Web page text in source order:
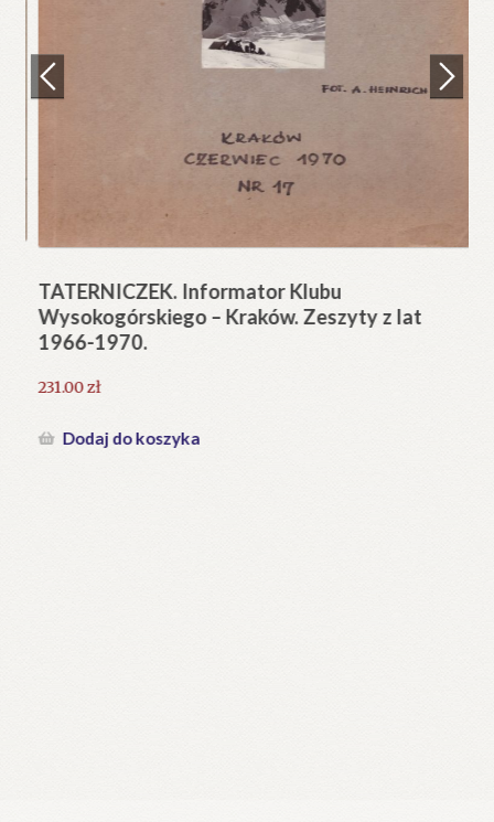
Zamówienie
TATERNICZEK. Informator Klubu
Wysokogórskiego – Kraków. Zeszyty z lat
1966-1970.
231.00zł
Dodaj do koszyka